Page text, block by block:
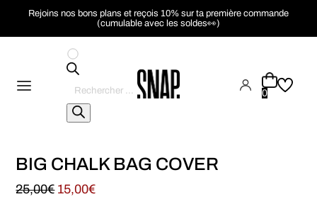
Rejoins nos bons plans et reçois 10% sur ta première commande
(cumulable avec les soldes👀)
de
produits
0
BIG CHALK BAG COVER
25,00€ 15,00€